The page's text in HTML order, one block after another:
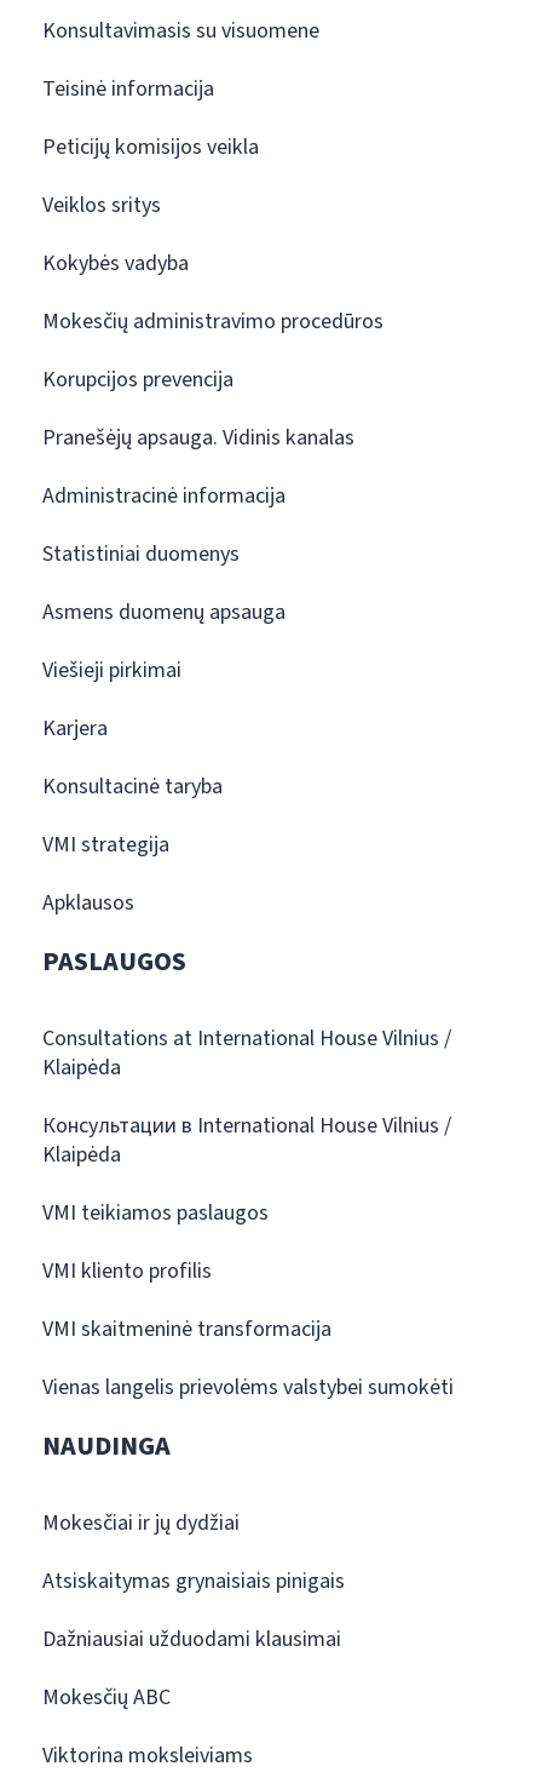
Konsultavimasis su visuomene
Teisinė informacija
Peticijų komisijos veikla
Veiklos sritys
Kokybės vadyba
Mokesčių administravimo procedūros
Korupcijos prevencija
Pranešėjų apsauga. Vidinis kanalas
Administracinė informacija
Statistiniai duomenys
Asmens duomenų apsauga
Viešieji pirkimai
Karjera
Konsultacinė taryba
VMI strategija
Apklausos
PASLAUGOS
Consultations at International House Vilnius /
Klaipėda
Консультации в International House Vilnius /
Klaipėda
VMI teikiamos paslaugos
VMI kliento profilis
VMI skaitmeninė transformacija
Vienas langelis prievolėms valstybei sumokėti
NAUDINGA
Mokesčiai ir jų dydžiai
Atsiskaitymas grynaisiais pinigais
Dažniausiai užduodami klausimai
Mokesčių ABC
Viktorina moksleiviams